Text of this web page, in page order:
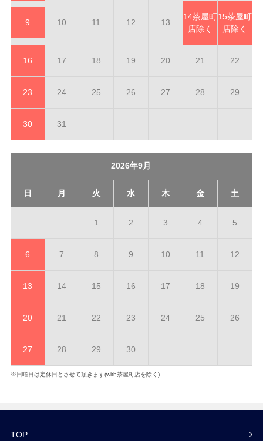
9 10 11 12 13
14茶屋町
店除く
15茶屋町
店除く
16 17 18 19 20 21 22
23 24 25 26 27 28 29
30 31
2026年9月
日 月 火 水 木 金 土
1 2 3 4 5
6 7 8 9 10 11 12
13 14 15 16 17 18 19
20 21 22 23 24 25 26
27 28 29 30
※日曜日は定休日とさせて頂きます(with茶屋町店を除く)
TOP